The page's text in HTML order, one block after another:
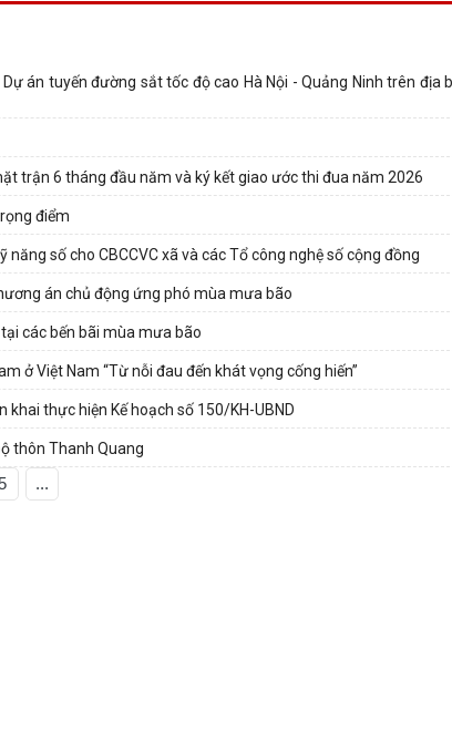
án tuyến đường sắt tốc độ cao Hà Nội - Quảng Ninh trên địa
trận 6 tháng đầu năm và ký kết giao ước thi đua năm 2026
điểm
số cho CBCCVC xã và các Tổ công nghệ số cộng đồng
án chủ động ứng phó mùa mưa bão
các bến bãi mùa mưa bão
ở Việt Nam “Từ nỗi đau đến khát vọng cống hiến”
thực hiện Kế hoạch số 150/KH-UBND
thôn Thanh Quang
...